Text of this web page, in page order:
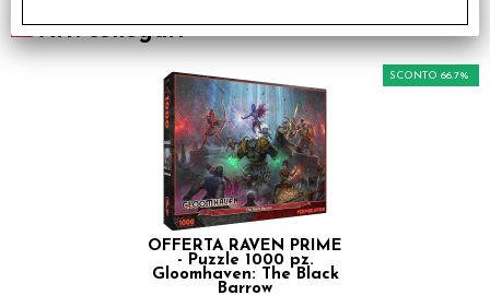
Art. collegati
OFFERTA RAVEN PRIME
- Puzzle 1000 pz.
Gloomhaven: The Black
Barrow
SCONTO 66.7%